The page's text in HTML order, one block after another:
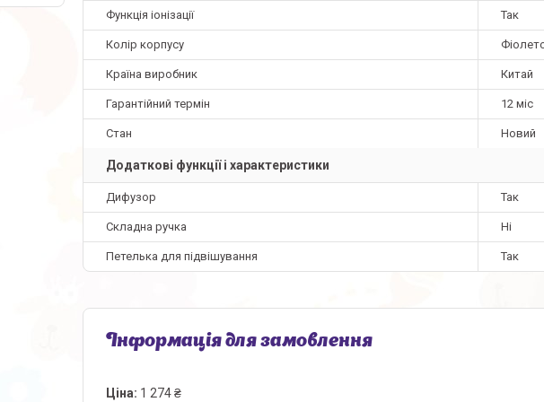
Функція іонізації Так
Колір корпусу
Країна виробник Китай
Гарантійний термін 12 міс
Стан Новий
Додаткові функції і характеристики
Дифузор Так
Складна ручка Ні
Петелька для підвішування Так
Інформація для замовлення
Ціна: 1 274 ₴